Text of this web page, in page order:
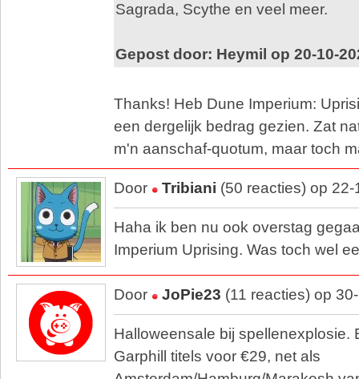
Sagrada, Scythe en veel meer.
Gepost door: Heymil op 20-10-
Thanks! Heb Dune Imperium:
een dergelijk bedrag gezien. Zat
m'n aanschaf-quotum, maar toch
Door Tribiani (50 reacties) op
Haha ik ben nu ook overstag
Imperium Uprising. Was toch wel
Door JoPie23 (11 reacties) op
Halloweensale bij spellenexplosie.
Garphill titels voor €29, net als